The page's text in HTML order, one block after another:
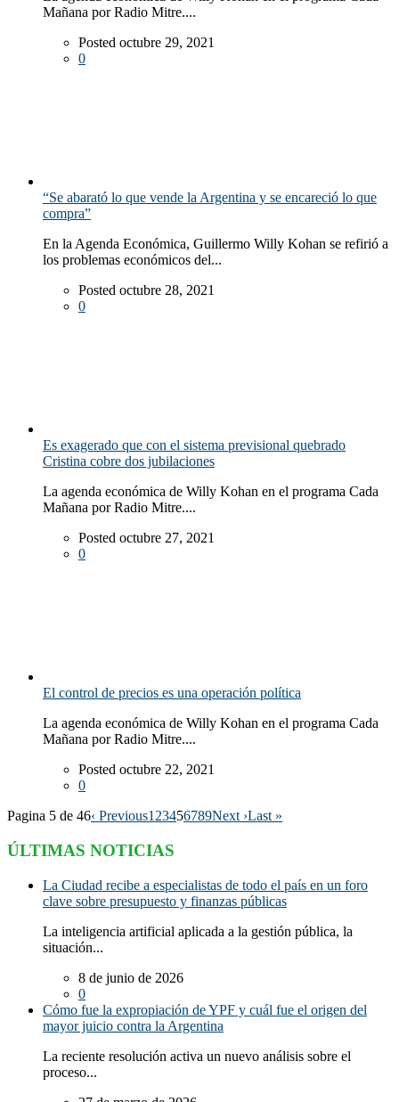
Mañana por Radio Mitre....
Posted octubre 29, 2021
0
“Se abarató lo que vende la Argentina y se encareció lo que
compra”
En la Agenda Económica, Guillermo Willy Kohan se refirió a
los problemas económicos del...
Posted octubre 28, 2021
0
Es exagerado que con el sistema previsional quebrado
Cristina cobre dos jubilaciones
La agenda económica de Willy Kohan en el programa Cada
Mañana por Radio Mitre....
Posted octubre 27, 2021
0
El control de precios es una operación política
La agenda económica de Willy Kohan en el programa Cada
Mañana por Radio Mitre....
Posted octubre 22, 2021
0
Pagina 5 de 46‹ Previous123456789Next ›Last »
ÚLTIMAS NOTICIAS
La Ciudad recibe a especialistas de todo el país en un foro
clave sobre presupuesto y finanzas públicas
La inteligencia artificial aplicada a la gestión pública, la
situación...
8 de junio de 2026
0
Cómo fue la expropiación de YPF y cuál fue el origen del
mayor juicio contra la Argentina
La reciente resolución activa un nuevo análisis sobre el
proceso...